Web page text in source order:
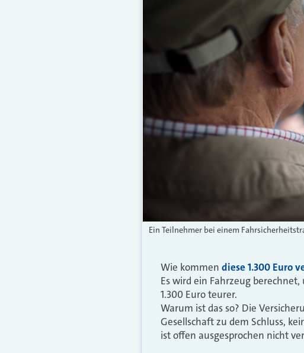
Ein Teilnehmer bei einem
Wie kommen diese 1.300 Euro
Es wird ein Fahrzeug
1.300 Euro teurer.
Warum ist das so? Die
Gesellschaft zu dem Schluss,
ist offen ausgesprochen nicht